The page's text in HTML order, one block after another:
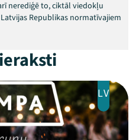
X Instagram
Flick TikTok
nerediģē to, ciktāl viedokļu
Republikas normatīvajiem
LV